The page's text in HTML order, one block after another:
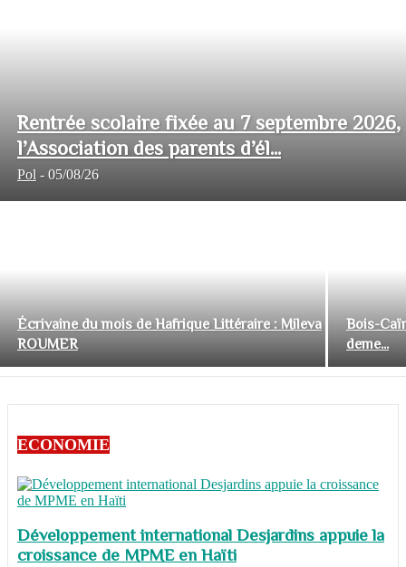
Rentrée scolaire fixée au 7 septembre 2026,
l’Association des parents d’él...
Pol - 05/08/26
Écrivaine du mois de Hafrique Littéraire : Mileva
ROUMER
Bois-
deme...
ECONOMIE
Développement international Desjardins appuie la
croissance de MPME en Haïti